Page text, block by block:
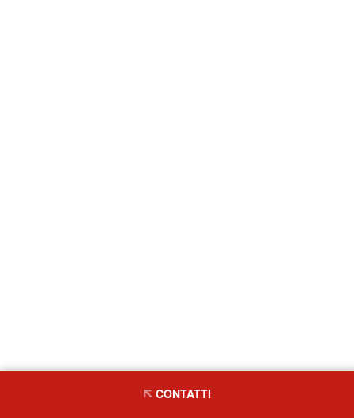
CONTATTI